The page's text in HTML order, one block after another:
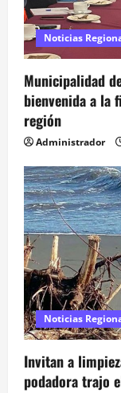
Noticias
Municipalidad
bienvenida a la
región
Administrador
Noticias
Invitan a
podadora trajo